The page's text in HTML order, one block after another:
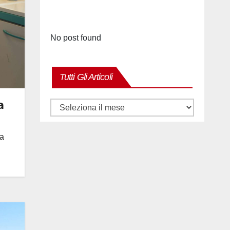
No post found
Tutti Gli Articoli
Tutti